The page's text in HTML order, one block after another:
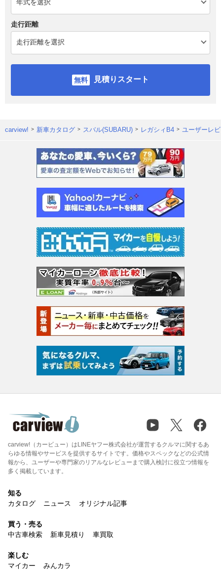
走行距離
見積りスタート
carview! 新車カタログ スバル(SUBARU) レガシィB4 ユーザーレ
carview!（カービュー）はLINEヤフー株式会社が運営するクルマに関するあ
らゆる情報やサービスを提供するサイトです。価格やスペックなどの公式情
報から、ユーザーや専門家のリアルなレビューまで購入検討に役立つ情報を
多く掲載しています。
知る
カタログ
ニュース オリジナル記事
買う・売る
中古車検索
新車見積り 車買取
楽しむ
マイカー
みんカラ